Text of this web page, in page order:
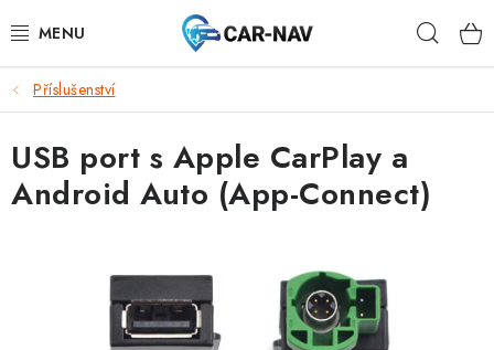
na
AUDI
BMW
FORD
Příslušenství
USB port s Apple CarPlay a
Android Auto (App-Connect)